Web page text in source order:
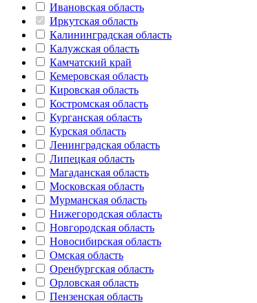
Ивановская область
Иркутская область
Калининградская область
Калужская область
Камчатский край
Кемеровская область
Кировская область
Костромская область
Курганская область
Курская область
Ленинградская область
Липецкая область
Магаданская область
Московская область
Мурманская область
Нижегородская область
Новгородская область
Новосибирская область
Омская область
Оренбургская область
Орловская область
Пензенская область